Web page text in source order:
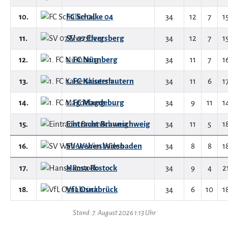
10. FC Schalke 04 34 12 7
11. SV 07 Elversberg 34 12 7
12. 1. FC Nürnberg 34 11 7
13. 1. FC Kaiserslautern 34 11 6
14. 1. FC Magdeburg 34 9 11
15. Eintracht Braunschweig 34 11 5
16. SV Wehen Wiesbaden 34 8 8
17. Hansa Rostock 34 9 4
18. VfL Osnabrück 34 6 10
Stand: 7. August 2026 1:13 Uhr